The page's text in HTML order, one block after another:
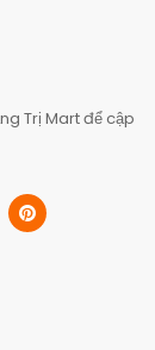
Trị Mart để cập